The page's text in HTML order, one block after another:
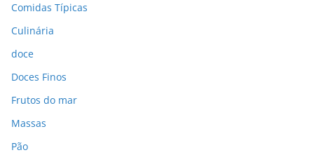
Comidas Típicas
Culinária
doce
Doces Finos
Frutos do mar
Massas
Pão